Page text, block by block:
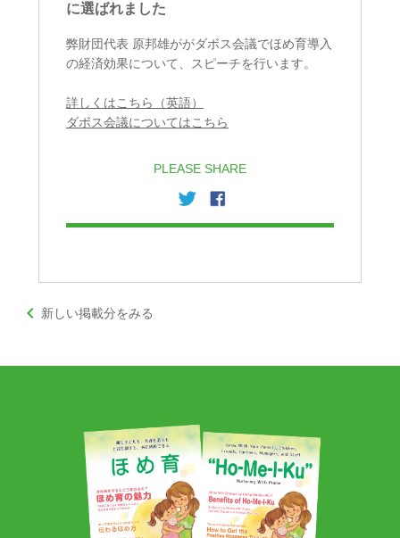
に選ばれました
弊財団代表 原邦雄ががダボス会議でほめ育導入
の経済効果について、スピーチを行います。
詳しくはこちら（英語）
ダボス会議についてはこちら
PLEASE SHARE
keyboard_arrow_left新しい掲載分をみる